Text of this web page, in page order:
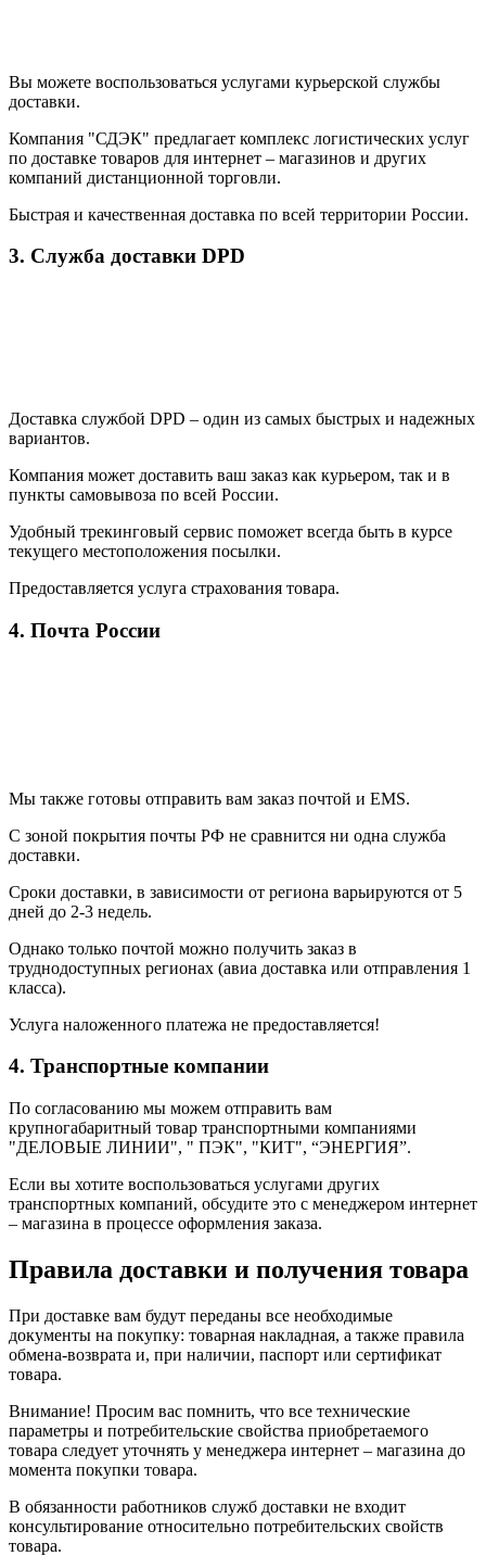
Вы можете воспользоваться услугами курьерской службы
доставки.
Компания "СДЭК" предлагает комплекс логистических услуг
по доставке товаров для интернет – магазинов и других
компаний дистанционной торговли.
Быстрая и качественная доставка по всей территории России.
3. Служба доставки DPD
Доставка службой DPD – один из самых быстрых и надежных
вариантов.
Компания может доставить ваш заказ как курьером, так и в
пункты самовывоза по всей России.
Удобный трекинговый сервис поможет всегда быть в курсе
текущего местоположения посылки.
Предоставляется услуга страхования товара.
4. Почта России
Мы также готовы отправить вам заказ почтой и EMS.
С зоной покрытия почты РФ не сравнится ни одна служба
доставки.
Сроки доставки, в зависимости от региона варьируются от 5
дней до 2-3 недель.
Однако только почтой можно получить заказ в
труднодоступных регионах (авиа доставка или отправления 1
класса).
Услуга наложенного платежа не предоставляется!
4. Транспортные компании
По согласованию мы можем отправить вам
крупногабаритный товар транспортными компаниями
"ДЕЛОВЫЕ ЛИНИИ", " ПЭК", "КИТ", “ЭНЕРГИЯ”.
Если вы хотите воспользоваться услугами других
транспортных компаний, обсудите это с менеджером интернет
– магазина в процессе оформления заказа.
Правила доставки и получения товара
При доставке вам будут переданы все необходимые
документы на покупку: товарная накладная, а также правила
обмена-возврата и, при наличии, паспорт или сертификат
товара.
Внимание! Просим вас помнить, что все технические
параметры и потребительские свойства приобретаемого
товара следует уточнять у менеджера интернет – магазина до
момента покупки товара.
В обязанности работников служб доставки не входит
консультирование относительно потребительских свойств
товара.